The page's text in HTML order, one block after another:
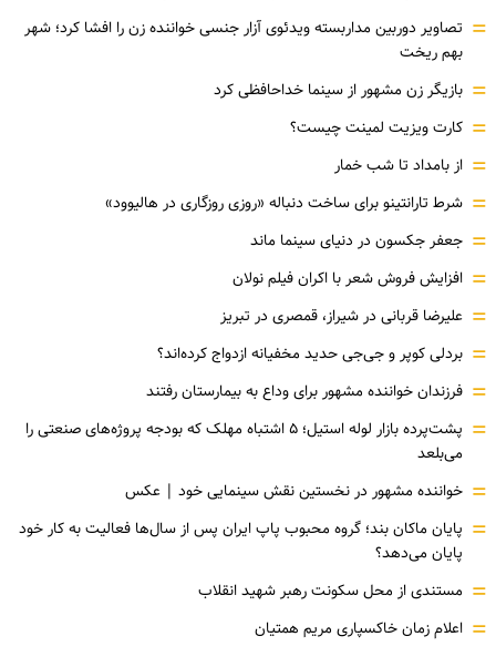
= تصاویر دوربین مداربسته ویدئوی آزار جنسی خواننده زن را افشا کرد؛ شهر
بهم ریخت
= بازیگر زن مشهور از سینما خداحافظی کرد
= کارت ویزیت لمینت چیست؟
= از بامداد تا شب خمار
= شرط تارانتینو برای ساخت دنباله «روزی روزگاری در هالیوود»
= جعفر جکسون در دنیای سینما ماند
= افزایش فروش شعر با اکران فیلم نولان
= علیرضا قربانی در شیراز، قمصری در تبریز
= بردلی کوپر و جی‌جی حدید مخفیانه ازدواج کرده‌اند؟
= فرزندان خواننده مشهور برای وداع به بیمارستان رفتند
=
پشت‌پرده بازار لوله استیل؛ ۵ اشتباه مهلک که بودجه پروژه‌های صنعتی را
می‌بلعد
= خواننده مشهور در نخستین نقش سینمایی خود |‌ عکس
= پایان ماکان بند؛ گروه محبوب پاپ ایران پس از سال‌ها فعالیت به کار خود
پایان می‌دهد؟
= مستندی از محل سکونت رهبر شهید انقلاب
= اعلام زمان خاکسپاری مریم همتیان